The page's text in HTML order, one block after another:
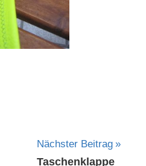
Nächster Beitrag
Taschenklappe